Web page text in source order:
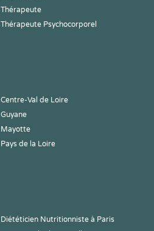
Thérapeute
Thérapeute Psychocorporel
Centre-Val de Loire
Guyane
Mayotte
Pays de la Loire
Diététicien Nutritionniste à Paris